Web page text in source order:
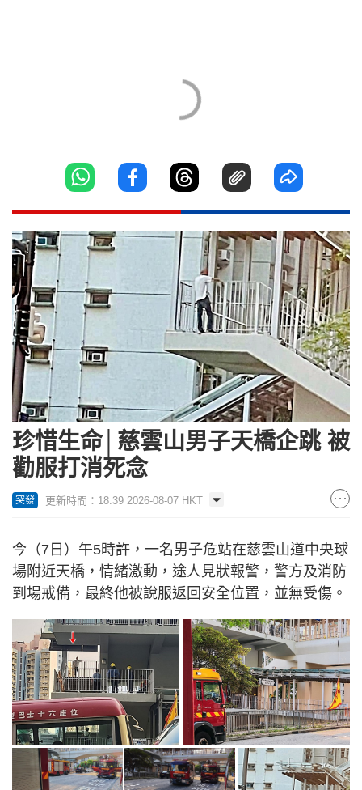
珍惜生命│慈雲山男子天橋企跳 被
勸服打消死念
突發 更新時間：18:39 2026-08-07 HKT
今（7日）午5時許，一名男子危站在慈雲山道中央球
場附近天橋，情緒激動，途人見狀報警，警方及消防
到場戒備，最終他被說服返回安全位置，並無受傷。